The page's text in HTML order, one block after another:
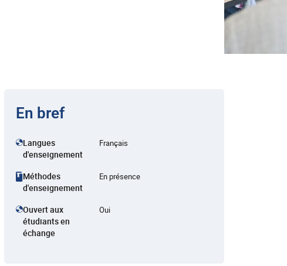
En bref
Langues
d'enseignement
Français
Méthodes
d'enseignement
En présence
Ouvert aux
étudiants en
échange
Oui